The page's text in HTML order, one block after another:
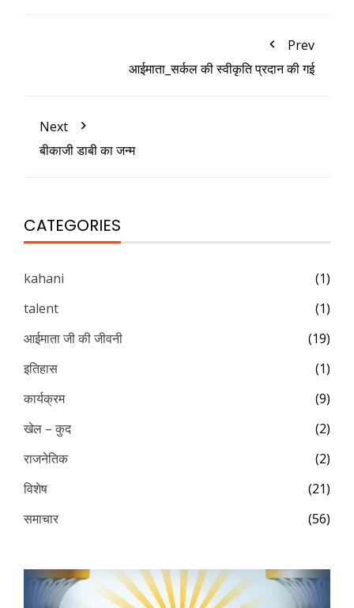
Prev
आईमाता_सर्कल की स्वीकृति प्रदान की गई
Next
बीकाजी डाबी का जन्म
CATEGORIES
kahani
(1)
talent
(1)
आईमाता जी की जीवनी
(19)
इतिहास
(1)
कार्यक्रम
(9)
खेल – कुद
(2)
राजनेतिक
(2)
विशेष
(21)
समाचार
(56)